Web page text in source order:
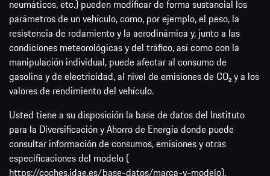
neumáticos, etc.) pueden modificar de forma sustancial los
parámetros de un vehículo, como, por ejemplo, el peso, la
resistencia de rodamiento y la aerodinámica y, junto a las
condiciones meteorológicas y del tráfico, así como con la
manipulación individual, puede afectar al consumo de
gasolina y de electricidad, al nivel de emisiones de CO₂ y a los
valores de rendimiento del vehículo.
Usted tiene a su disposición la base de datos del Instituto
para la Diversificación y Ahorro de Energía donde puede
consultar información de consumos, emisiones y otras
especificaciones del modelo (
https://coches.idae.es/base-datos/marca-y-modelo).